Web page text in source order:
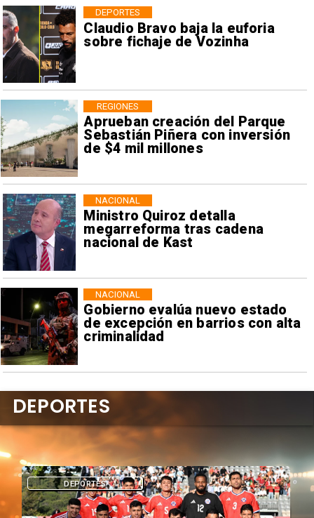
Claudio Bravo baja la euforia
sobre fichaje de Vozinha
DEPORTES
Aprueban creación del Parque
Sebastián Piñera con inversión
de $4 mil millones
REGIONES
Ministro Quiroz detalla
megarreforma tras cadena
nacional de Kast
NACIONAL
Gobierno evalúa nuevo estado
de excepción en barrios con alta
criminalidad
NACIONAL
DEPORTES
DEPORTES